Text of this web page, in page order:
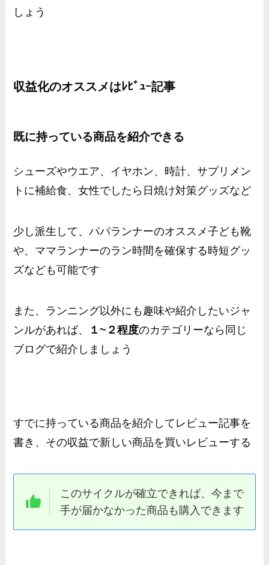
しょう
収益化のオススメはﾚﾋﾞｭｰ記事
既に持っている商品を紹介できる
シューズやウエア、イヤホン、時計、サプリメン
トに補給食、女性でしたら日焼け対策グッズなど
少し派生して、パパランナーのオススメ子ども靴
や、ママランナーのラン時間を確保する時短グッ
ズなども可能です
また、ランニング以外にも趣味や紹介したいジャ
ンルがあれば、
１~２程度のカテゴリーなら同じ
ブログで紹介しましょう
すでに持っている商品を紹介してレビュー記事を
書き、その収益で新しい商品を買いレビューする
このサイクルが確立できれば、今まで
手が届かなかった商品も購入できます